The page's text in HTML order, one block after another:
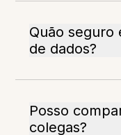
Quão seguro
de dados?
Posso
colegas?